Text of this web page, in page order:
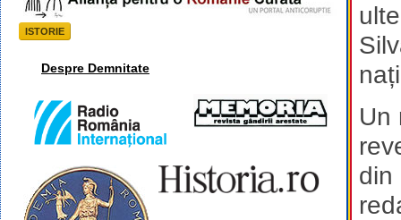
Un
din
ISTORIE
Despre Demnitate